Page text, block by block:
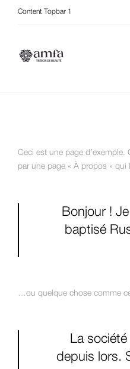
Content Topbar 1
Ceci est une page d’exemple.
par une page « À propos »
Bonjour !
baptisé
…ou quelque chose comme
La
depuis lors.